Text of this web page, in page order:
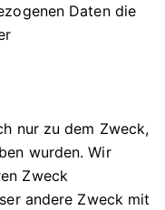
Daten die
nur zu dem Zweck,
wurden. Wir
Zweck
andere Zweck mit